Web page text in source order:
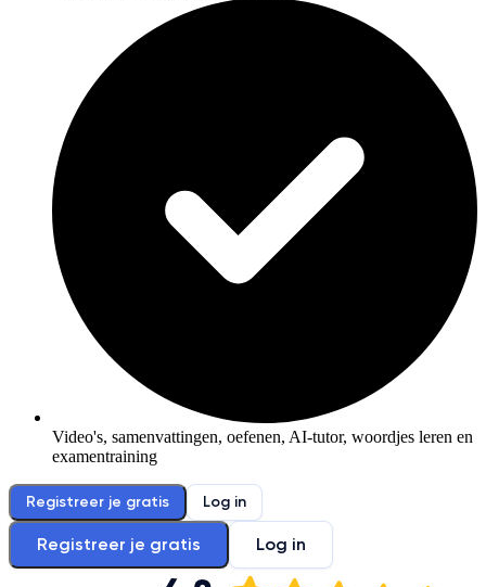
Video's, samenvattingen, oefenen, AI-tutor, woordjes leren en
examentraining
Registreer je gratis Log in
Registreer je gratis Log in